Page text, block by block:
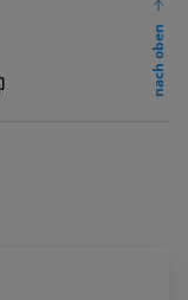
P
nach oben